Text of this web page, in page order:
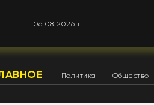
06.08.2026 г.
Политика Общество